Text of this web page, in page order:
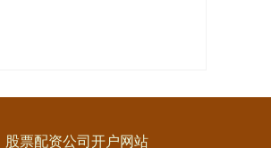
股票配资公司开户网站